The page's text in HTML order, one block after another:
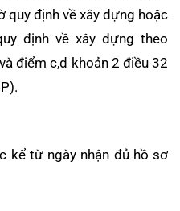
quy định về xây dựng hoặc
định về xây dựng theo
điểm c,d khoản 2 điều 32
kể từ ngày nhận đủ hồ sơ